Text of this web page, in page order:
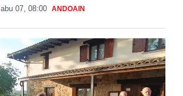
abu 07, 08:00 ANDOAIN